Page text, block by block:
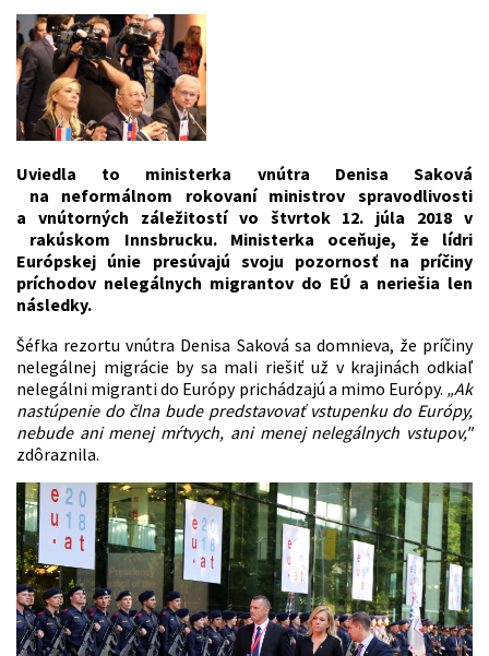
Uviedla to ministerka vnútra Denisa Saková
na neformálnom rokovaní ministrov spravodlivosti
a vnútorných záležitostí vo štvrtok 12. júla 2018 v
rakúskom Innsbrucku. Ministerka oceňuje, že lídri
Európskej únie presúvajú svoju pozornosť na príčiny
príchodov nelegálnych migrantov do EÚ a neriešia len
následky.
Šéfka rezortu vnútra Denisa Saková sa domnieva, že príčiny
nelegálnej migrácie by sa mali riešiť už v krajinách odkiaľ
nelegálni migranti do Európy prichádzajú a mimo Európy. „Ak
nastúpenie do člna bude predstavovať vstupenku do Európy,
nebude ani menej mŕtvych, ani menej nelegálnych vstupov,"
zdôraznila.